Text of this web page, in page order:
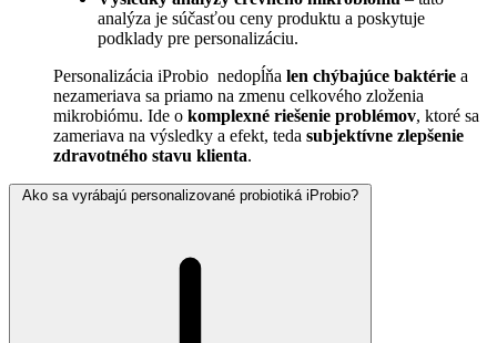
analýza je súčasťou ceny produktu a poskytuje
podklady pre personalizáciu.
Personalizácia iProbio nedopĺňa len chýbajúce baktérie a
nezameriava sa priamo na zmenu celkového zloženia
mikrobiómu. Ide o komplexné riešenie problémov, ktoré sa
zameriava na výsledky a efekt, teda subjektívne zlepšenie
zdravotného stavu klienta.
Ako sa vyrábajú personalizované probiotiká iProbio?